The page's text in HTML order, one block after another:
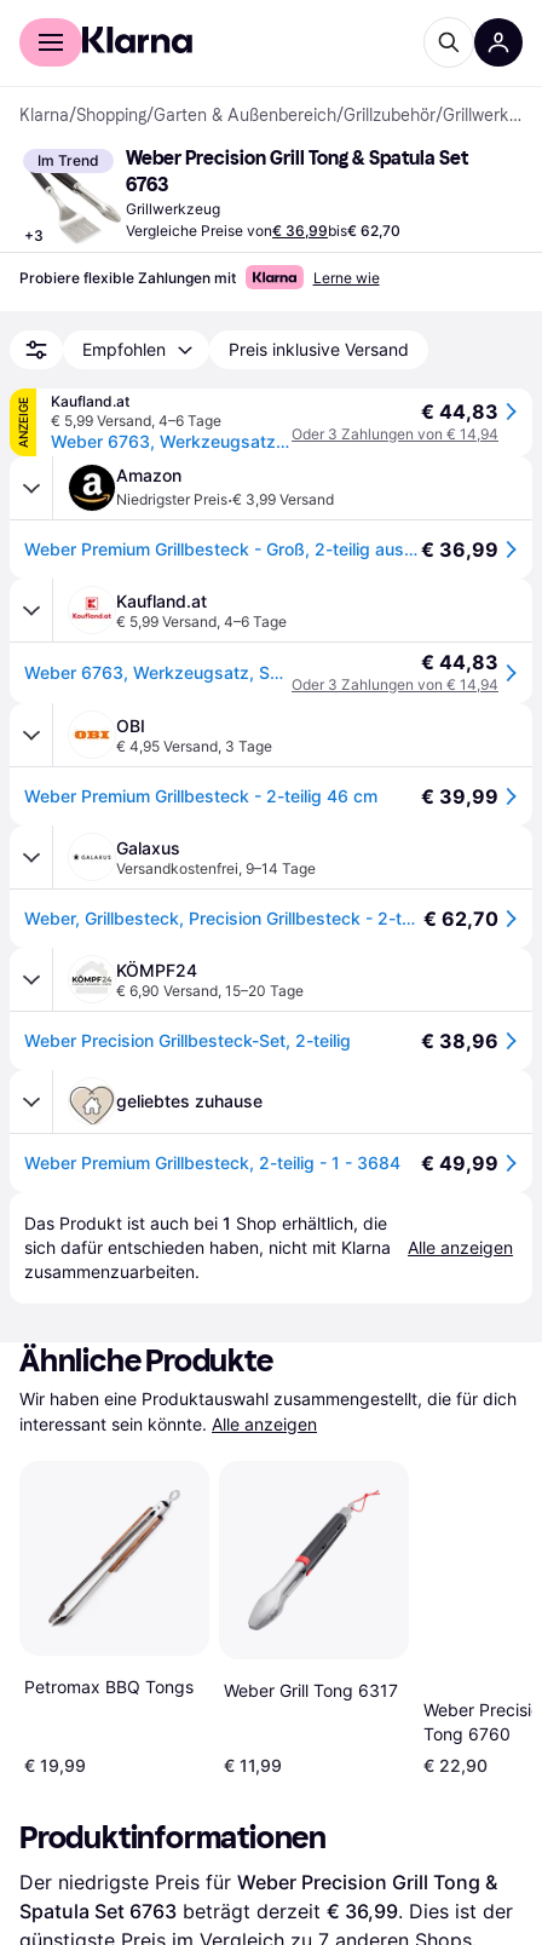
Für Shopper
Klarna/Shopping/Garten & Außenbereich/Grillzubehör/ Grillwerkzeuge
Im Trend
+3
Weber Precision Grill Tong & Spatula Set
6763
Grillwerkzeug
Vergleiche Preise von€ 36,99bis€ 62,70
Probiere flexible Zahlungen mit Lerne wie
Empfohlen Preis inklusive Versand
ANZEIGE
Kaufland.at
€ 5,99 Versand, 4–6 Tage
Weber 6763, Werkzeugsatz, Schwarz, Edelstahl, Edelstahl, 580,1 mm, 209 mm, 55,1 mm
€ 44,83
Oder 3 Zahlungen von € 14,94
Amazon
Niedrigster Preis·€ 3,99 Versand
Weber Premium Grillbesteck - Groß, 2-teilig aus Edelstahl, bestehend aus Grillzange und Wender (je 46cm), mit praktischen Henkeln, spülmaschinenfest - Silber (6763)€ 36,99
Kaufland.at
€ 5,99 Versand, 4–6 Tage
Weber 6763, Werkzeugsatz, Schwarz, Edelstahl, Edelstahl, 580,1 mm, 209 mm, 55,1 mm € 44,83
Oder 3 Zahlungen von € 14,94
OBI
€ 4,95 Versand, 3 Tage
Weber Premium Grillbesteck - 2-teilig 46 cm € 39,99
Galaxus
Versandkostenfrei, 9–14 Tage
Weber, Grillbesteck, Precision Grillbesteck - 2-teilig € 62,70
KÖMPF24
€ 6,90 Versand, 15–20 Tage
Weber Precision Grillbesteck-Set, 2-teilig € 38,96
geliebtes zuhause
Weber Premium Grillbesteck, 2-teilig - 1 - 3684 € 49,99
Das Produkt ist auch bei 1 Shop erhältlich, die
sich dafür entschieden haben, nicht mit Klarna
zusammenzuarbeiten.
Alle anzeigen
Ähnliche Produkte
Wir haben eine Produktauswahl zusammengestellt, die für dich
interessant sein könnte. Alle anzeigen
Petromax BBQ Tongs
€ 19,99
Weber Grill Tong 6317
€ 11,99
Weber
Tong 6760
€ 22,90
Produktinformationen
Der niedrigste Preis für Weber Precision Grill Tong &
Spatula Set 6763 beträgt derzeit € 36,99. Dies ist der